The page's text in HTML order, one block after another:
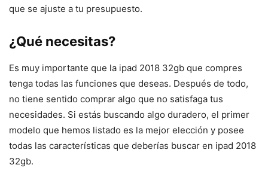
que se ajuste a tu presupuesto.
¿Qué necesitas?
Es muy importante que la ipad 2018 32gb que compres
tenga todas las funciones que deseas. Después de todo,
no tiene sentido comprar algo que no satisfaga tus
necesidades. Si estás buscando algo duradero, el primer
modelo que hemos listado es la mejor elección y posee
todas las características que deberías buscar en ipad 2018
32gb.